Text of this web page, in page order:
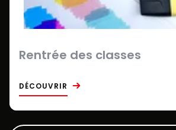
Rentrée des classes
DÉCOUVRIR